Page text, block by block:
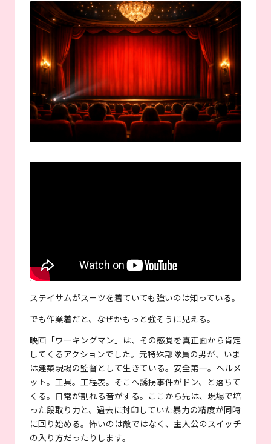
ステイサムがスーツを着ていても強いのは知っている。
でも作業着だと、なぜかもっと強そうに見える。
映画「ワーキングマン」は、その感覚を真正面から肯定
してくるアクションでした。元特殊部隊員の男が、いま
は建築現場の監督として生きている。安全第一。ヘルメ
ット。工具。工程表。そこへ誘拐事件がドン、と落ちて
くる。日常が割れる音がする。ここから先は、現場で培
った段取り力と、過去に封印していた暴力の精度が同時
に回り始める。怖いのは敵ではなく、主人公のスイッチ
の入り方だったりします。